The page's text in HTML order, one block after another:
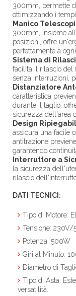
300mm, permette
ottimizzando i tempi
Manico
300mm, insieme
posizioni, offre
perfettamente a
Sistema di
facilita il rilascio del
senza interruzioni,
Distanziatore
caratteristica
durante il taglio,
sicurezza dell'area
Design
assicura una facile
antitrazione
garantendo
Interruttore a
la sicurezza
rilascio
DATI TECNICI:
Tipo di Motore:
Tensione: 230V/
Potenza: 500W
Giri al Minuto:
Diametro di
Tipo di Asta:
versatilità.